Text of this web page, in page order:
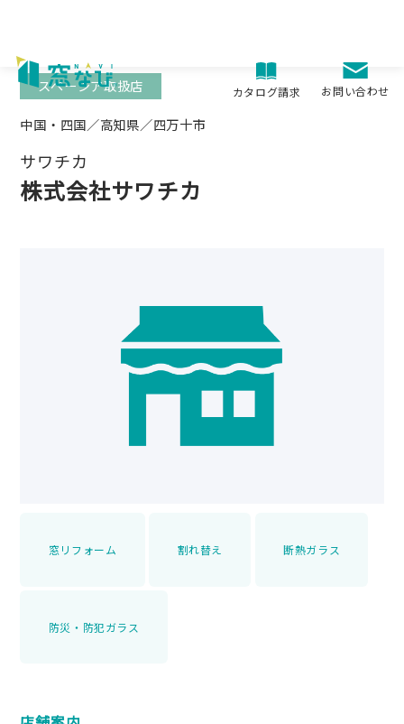
content
カタログ請求 お問い合わせ
中国・四国／高知県／四万十市
サワチカ
株式会社サワチカ
スペーシア取扱店
窓リフォーム 割れ替え 断熱ガラス
防災・防犯ガラス